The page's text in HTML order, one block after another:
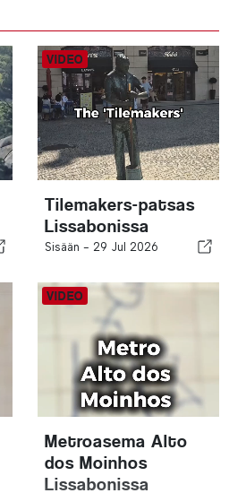
Tilemakers-patsas
Lissabonissa
Sisään - 29 Jul 2026
Metroasema Alto
dos Moinhos
Lissabonissa